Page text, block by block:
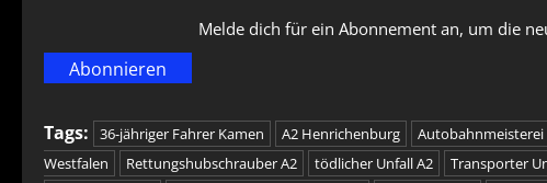
Melde dich für ein Abonnement an, um die
Abonnieren
Tags: 36-jähriger Fahrer Kamen A2 Henrichenburg Autobahnmeisterei
Westfalen
Rettungshubschrauber A2 tödlicher Unfall A2 Transporter